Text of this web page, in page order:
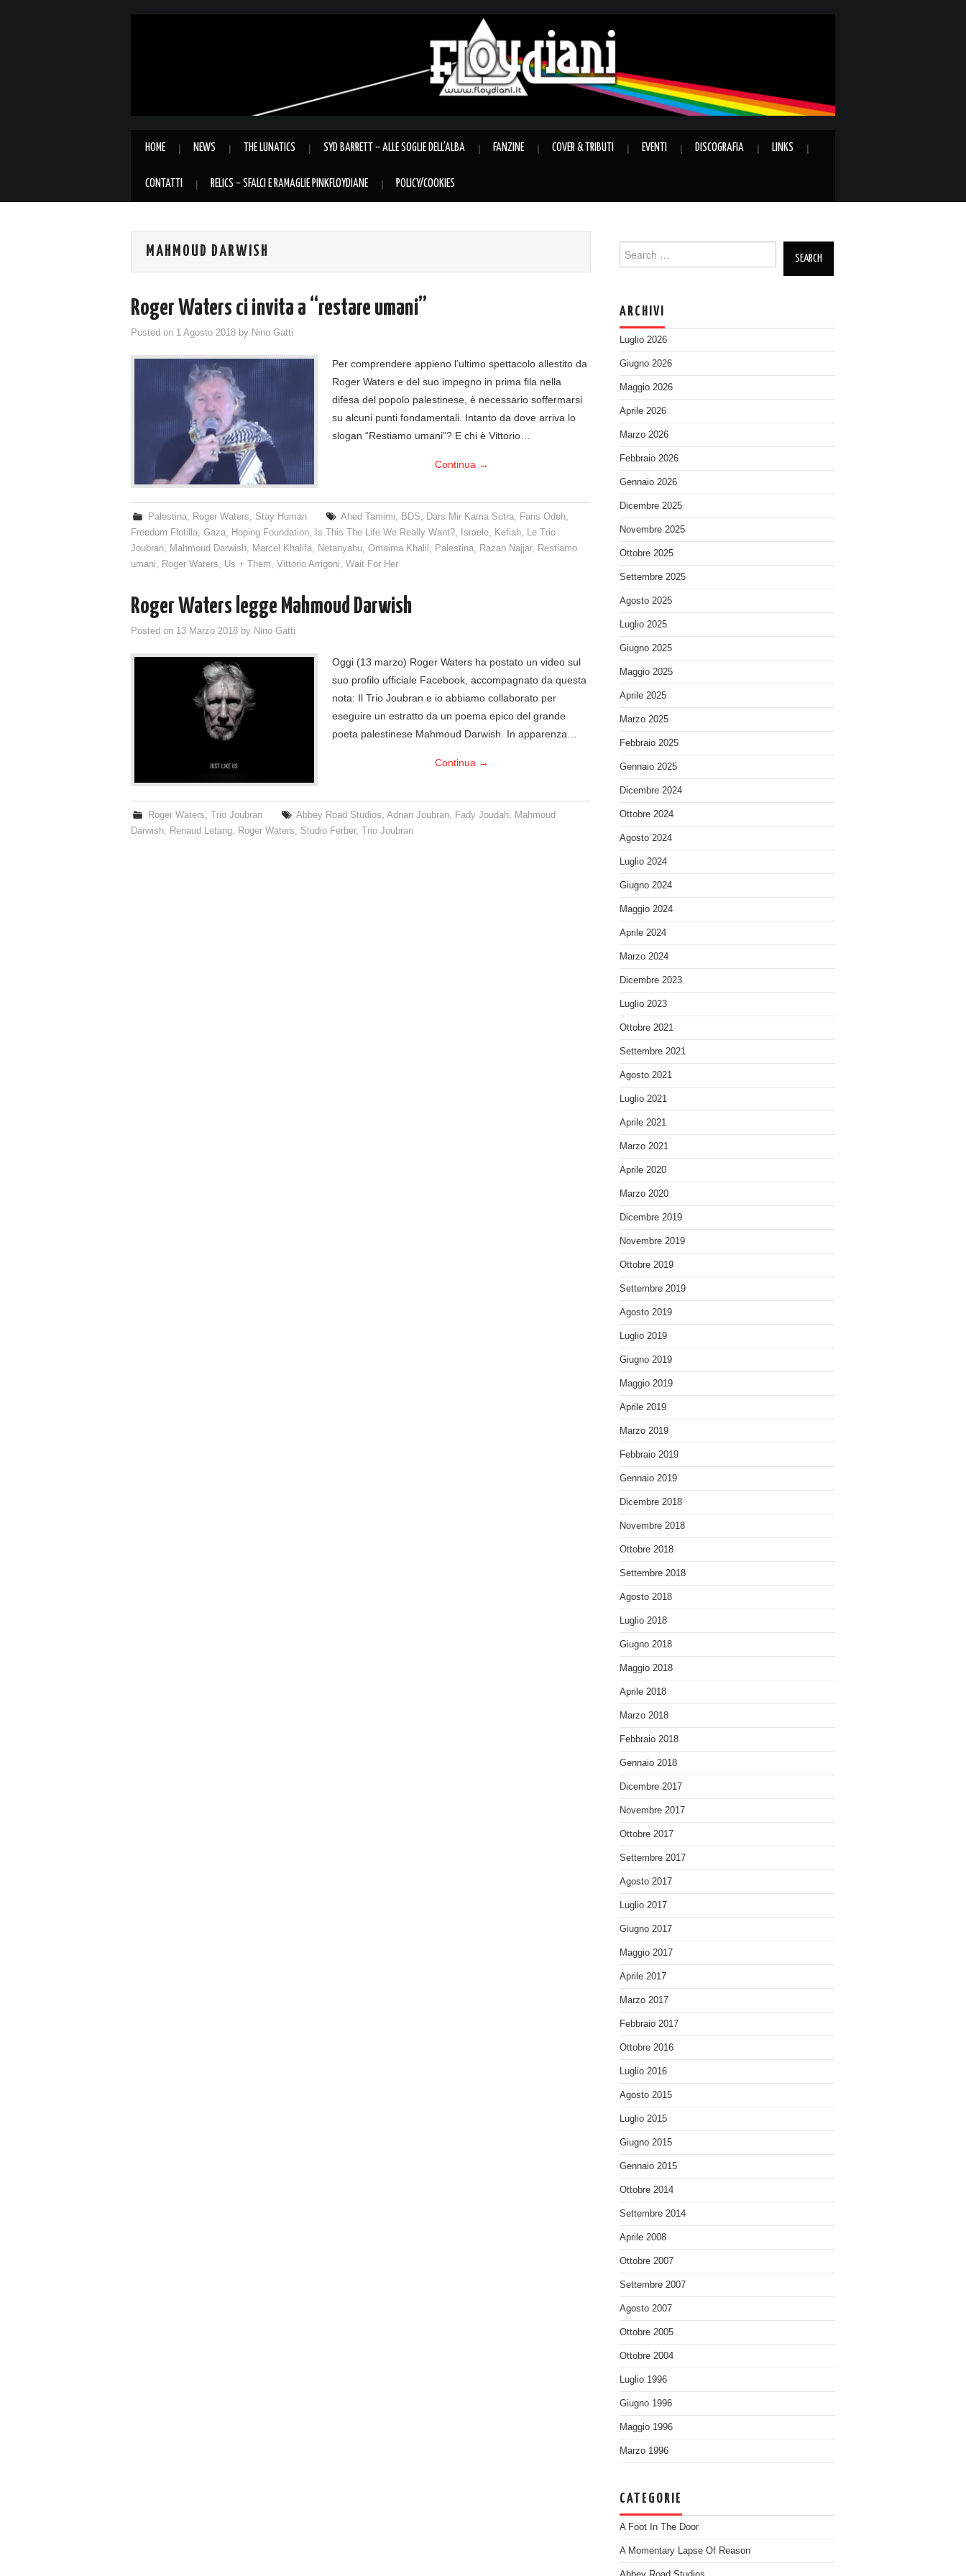
HOME NEWS THE LUNATICS SYD BARRETT – ALLE SOGLIE DELL’ALBA FANZINE COVER & TRIBUTI EVENTI DISCOGRAFIA LINKS
CONTATTI RELICS – SFALCI E RAMAGLIE PINKFLOYDIANE POLICY/COOKIES
MAHMOUD DARWISH
Roger Waters ci invita a “restare umani”
Posted on 1 Agosto 2018 by Nino Gatti
Per comprendere appieno l’ultimo spettacolo allestito da
Roger Waters e del suo impegno in prima fila nella
difesa del popolo palestinese, è necessario soffermarsi
su alcuni punti fondamentali. Intanto da dove arriva lo
slogan “Restiamo umani”? E chi è Vittorio…
Continua →
Palestina Roger Waters Stay Human Ahed Tamimi BDS Dars Mir Kama Sutra Faris Odeh
Freedom Flotilla Gaza Hoping Foundation Is This The Life We Really Want? Israele Kefiah
Le Trio
Joubran
Mahmoud Darwish Marcel Khalifa Netanyahu Omaima Khalil Palestina Razan Najjar,
Restiamo
umani
Roger Waters Us + Them Vittorio Arrigoni Wait For Her
Roger Waters legge Mahmoud Darwish
Posted on 13 Marzo 2018 by Nino Gatti
Oggi (13 marzo) Roger Waters ha postato un video sul
suo profilo ufficiale Facebook, accompagnato da questa
nota: Il Trio Joubran e io abbiamo collaborato per
eseguire un estratto da un poema epico del grande
poeta palestinese Mahmoud Darwish. In apparenza…
Continua →
Roger Waters ,Trio Joubran Abbey Road Studios ,Adnan Joubran Fady Joudah
Mahmoud
Darwish
Renaud Letang Roger Waters Studio Ferber, Trio Joubran
for:
ARCHIVI
Luglio 2026
Giugno 2026
Maggio 2026
Aprile 2026
Marzo 2026
Febbraio 2026
Gennaio 2026
Dicembre 2025
Novembre 2025
Ottobre 2025
Settembre 2025
Agosto 2025
Luglio 2025
Giugno 2025
Maggio 2025
Aprile 2025
Marzo 2025
Febbraio 2025
Gennaio 2025
Dicembre 2024
Ottobre 2024
Agosto 2024
Luglio 2024
Giugno 2024
Maggio 2024
Aprile 2024
Marzo 2024
Dicembre 2023
Luglio 2023
Ottobre 2021
Settembre 2021
Agosto 2021
Luglio 2021
Aprile 2021
Marzo 2021
Aprile 2020
Marzo 2020
Dicembre 2019
Novembre 2019
Ottobre 2019
Settembre 2019
Agosto 2019
Luglio 2019
Giugno 2019
Maggio 2019
Aprile 2019
Marzo 2019
Febbraio 2019
Gennaio 2019
Dicembre 2018
Novembre 2018
Ottobre 2018
Settembre 2018
Agosto 2018
Luglio 2018
Giugno 2018
Maggio 2018
Aprile 2018
Marzo 2018
Febbraio 2018
Gennaio 2018
Dicembre 2017
Novembre 2017
Ottobre 2017
Settembre 2017
Agosto 2017
Luglio 2017
Giugno 2017
Maggio 2017
Aprile 2017
Marzo 2017
Febbraio 2017
Ottobre 2016
Luglio 2016
Agosto 2015
Luglio 2015
Giugno 2015
Gennaio 2015
Ottobre 2014
Settembre 2014
Aprile 2008
Ottobre 2007
Settembre 2007
Agosto 2007
Ottobre 2005
Ottobre 2004
Luglio 1996
Giugno 1996
Maggio 1996
Marzo 1996
CATEGORIE
A Foot In The Door
A Momentary Lapse Of Reason